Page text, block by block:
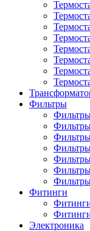
Фильтры
Фитинги
Электроника